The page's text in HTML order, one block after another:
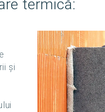
termică:
și